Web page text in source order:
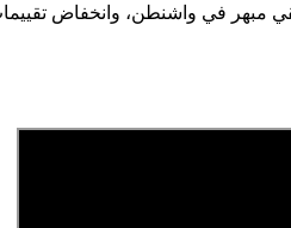
في واشنطن، وانخفاض تقييمات